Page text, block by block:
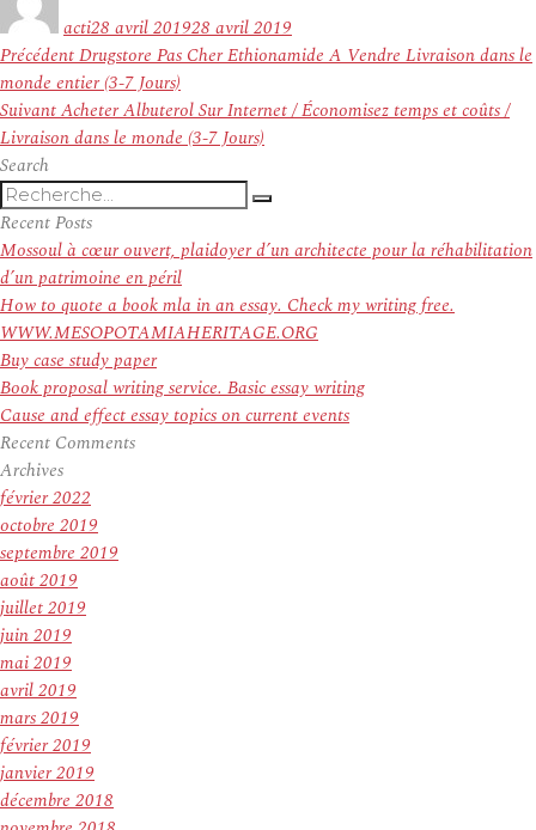
actile
28 avril 201928 avril 2019
Navigation
de
l’article
PrécédentArticle
précédent :
Drugstore Pas Cher Ethionamide A Vendre Livraison dans le
monde entier (3-7 Jours)
SuivantArticle
suivant :
Acheter Albuterol Sur Internet / Économisez temps et coûts /
Livraison dans le monde (3-7 Jours)
Search
Recherche
pour
:
Recherche
Recent Posts
Mossoul à cœur ouvert, plaidoyer d’un architecte pour la réhabilitation
d’un patrimoine en péril
How to quote a book mla in an essay. Check my writing free.
WWW.MESOPOTAMIAHERITAGE.ORG
Buy case study paper
Book proposal writing service. Basic essay writing
Cause and effect essay topics on current events
Recent Comments
Archives
février 2022
octobre 2019
septembre 2019
août 2019
juillet 2019
juin 2019
mai 2019
avril 2019
mars 2019
février 2019
janvier 2019
décembre 2018